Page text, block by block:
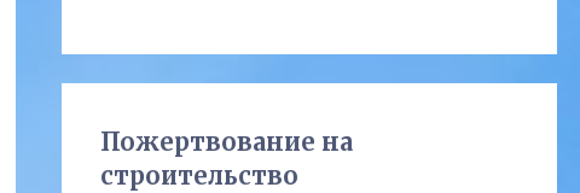
Пожертвование на
строительство